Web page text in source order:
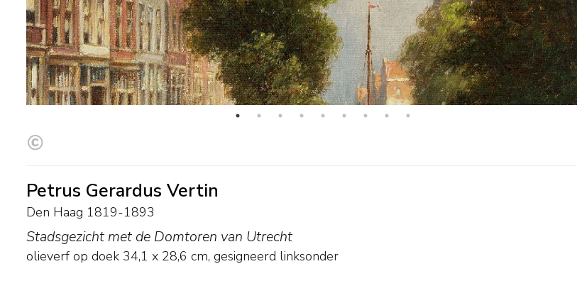
Petrus Gerardus Vertin
Den Haag 1819-1893
Stadsgezicht met de Domtoren van Utrecht
olieverf op doek 34,1 x 28,6 cm, gesigneerd linksonder